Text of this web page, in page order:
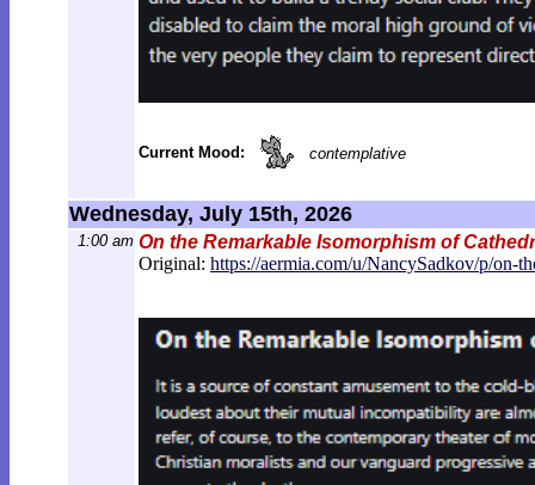
Current Mood: contemplative
Wednesday, July 15th, 2026
1:00 am On the Remarkable Isomorphism of
Original: https://aermia.com/u/NancySadkov/p/on-t